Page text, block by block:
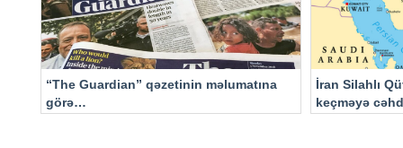
“The Guardian” qəzetinin məlumatına
görə…
İran Silahlı
keçməyə